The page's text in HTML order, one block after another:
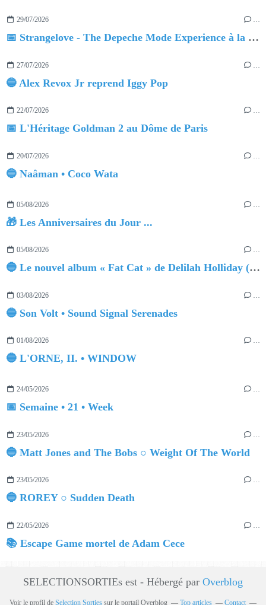
29/07/2026 …
📅 Strangelove - The Depeche Mode Experience à la Salle Pleyel
27/07/2026 …
🔵 Alex Revox Jr reprend Iggy Pop
22/07/2026 …
📅 L'Héritage Goldman 2 au Dôme de Paris
20/07/2026
🔵 Naâman • Coco Wata
05/08/2026 …
🎁 Les Anniversaires du Jour ...
05/08/2026 …
🔵 Le nouvel album « Fat Cat » de Delilah Holliday (sortie le 30 Octobre 2026)
03/08/2026
🔵 Son Volt • Sound Signal Serenades
01/08/2026 …
🔵 L'ORNE, II. • WINDOW
24/05/2026 …
📅 Semaine • 21 • Week
23/05/2026 …
🔵 Matt Jones and The Bobs ○ Weight Of The World
23/05/2026 …
🔵 ROREY ○ Sudden Death
22/05/2026
📚 Escape Game mortel de Adam Cece
SELECTIONSORTIEs est - Hébergé par Overblog
Voir le profil de Selection Sorties sur le portail Overblog Top articles Contact